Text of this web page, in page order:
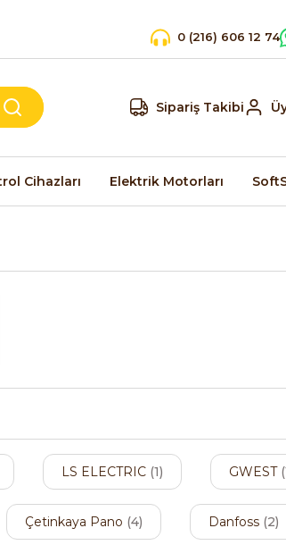
0 (216) 606 12 74
Sipariş Takibi
Cihazları Elektrik Motorları
LS ELECTRIC (1) GWEST
Çetinkaya Pano (4) Danfoss (2)